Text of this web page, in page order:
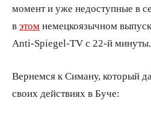
момент и уже недоступные в
в этом немецкоязычном
Anti-Spiegel-TV с 22-й минуты.
Вернемся к Симану, который
своих действиях в Буче: